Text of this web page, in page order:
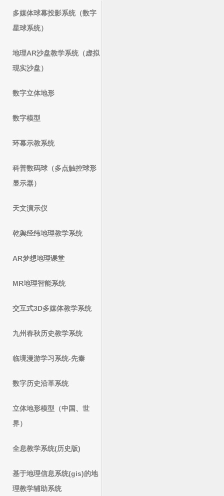
多媒体球幕投影系统（数字
星球系统）
地理AR沙盘教学系统（虚拟
现实沙盘）
数字立体地形
数字模型
环幕示教系统
科普数码球（多点触控球形
显示器）
天文演示仪
乾舆经纬地理教学系统
AR梦想地理课堂
MR地理智能系统
交互式3D多媒体教学系统
九州春秋历史教学系统
临境漫游学习系统-先秦
数字历史沿革系统
立体地形模型（中国、世
界）
全息教学系统(历史版)
基于地理信息系统(gis)的地
理教学辅助系统